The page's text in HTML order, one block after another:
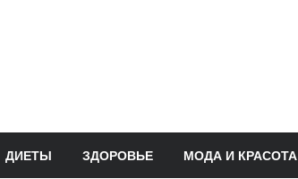
ДИЕТЫ ЗДОРОВЬЕ МОДА И КРАСОТА